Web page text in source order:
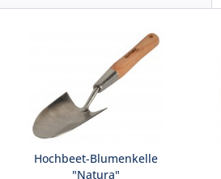
Hochbeet-Blumenkelle
"Natura"